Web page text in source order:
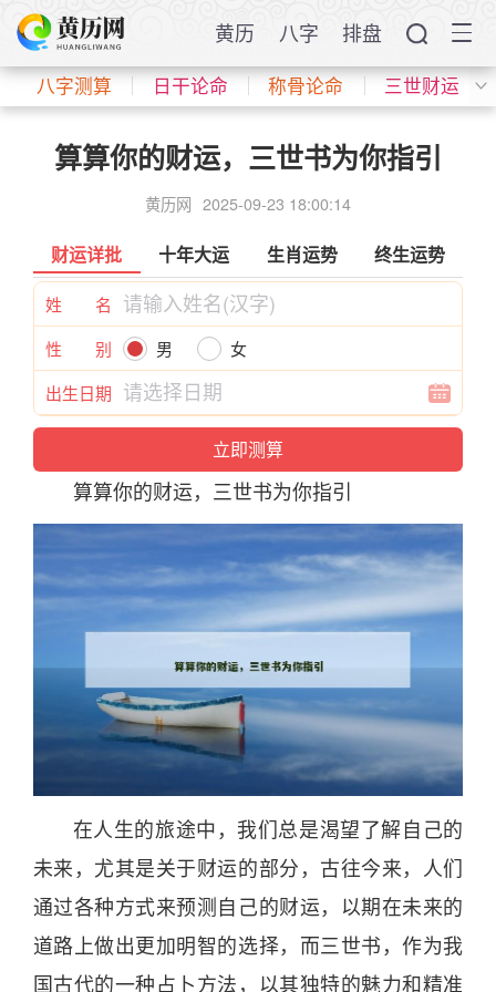
黄历 八字 排盘
八字测算 日干论命 称骨论命 三世财运
算算你的财运，三世书为你指引
黄历网 2025-09-23 18:00:14
财运详批 十年大运 生肖运势 终生运势
姓 名
性 别
男
女
出生日期
算算你的财运，三世书为你指引
在人生的旅途中，我们总是渴望了解自己的
未来，尤其是关于财运的部分，古往今来，人们
通过各种方式来预测自己的财运，以期在未来的
道路上做出更加明智的选择，而三世书，作为我
国古代的一种占卜方法，以其独特的魅力和精准